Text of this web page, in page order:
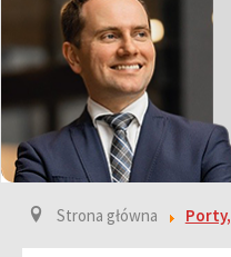
Strona główna